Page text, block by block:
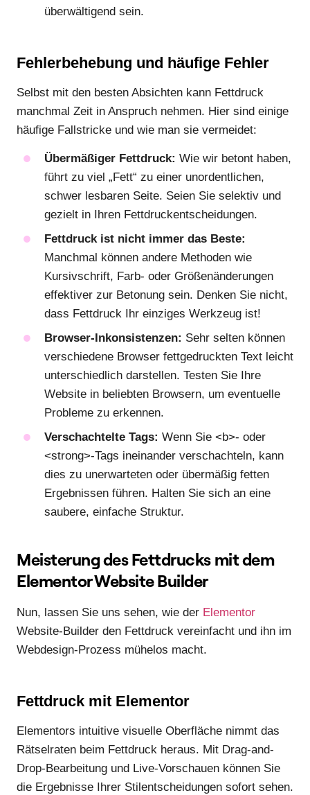
überwältigend sein.
Fehlerbehebung und häufige Fehler
Selbst mit den besten Absichten kann Fettdruck
manchmal Zeit in Anspruch nehmen. Hier sind einige
häufige Fallstricke und wie man sie vermeidet:
Übermäßiger Fettdruck: Wie wir betont haben,
führt zu viel „Fett“ zu einer unordentlichen,
schwer lesbaren Seite. Seien Sie selektiv und
gezielt in Ihren Fettdruckentscheidungen.
Fettdruck ist nicht immer das Beste:
Manchmal können andere Methoden wie
Kursivschrift, Farb- oder Größenänderungen
effektiver zur Betonung sein. Denken Sie nicht,
dass Fettdruck Ihr einziges Werkzeug ist!
Browser-Inkonsistenzen: Sehr selten können
verschiedene Browser fettgedruckten Text leicht
unterschiedlich darstellen. Testen Sie Ihre
Website in beliebten Browsern, um eventuelle
Probleme zu erkennen.
Verschachtelte Tags: Wenn Sie <b>- oder
<strong>-Tags ineinander verschachteln, kann
dies zu unerwarteten oder übermäßig fetten
Ergebnissen führen. Halten Sie sich an eine
saubere, einfache Struktur.
Meisterung des Fettdrucks mit dem
Elementor Website Builder
Nun, lassen Sie uns sehen, wie der Elementor
Website-Builder den Fettdruck vereinfacht und ihn im
Webdesign-Prozess mühelos macht.
Fettdruck mit Elementor
Elementors intuitive visuelle Oberfläche nimmt das
Rätselraten beim Fettdruck heraus. Mit Drag-and-
Drop-Bearbeitung und Live-Vorschauen können Sie
die Ergebnisse Ihrer Stilentscheidungen sofort sehen.